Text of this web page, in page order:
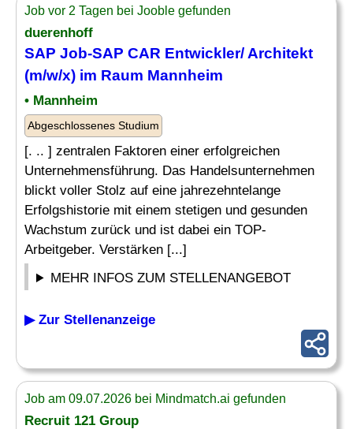
Job vor 2 Tagen bei Jooble gefunden
duerenhoff
SAP Job-SAP CAR Entwickler/ Architekt
(m/w/x) im Raum Mannheim
• Mannheim
Abgeschlossenes Studium
[. .. ] zentralen Faktoren einer erfolgreichen
Unternehmensführung. Das Handelsunternehmen
blickt voller Stolz auf eine jahrezehntelange
Erfolgshistorie mit einem stetigen und gesunden
Wachstum zurück und ist dabei ein TOP-
Arbeitgeber. Verstärken [...]
MEHR INFOS ZUM STELLENANGEBOT
▶ Zur Stellenanzeige
Job am 09.07.2026 bei Mindmatch.ai gefunden
Recruit 121 Group